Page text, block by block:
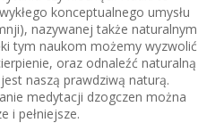
konceptualnego umysłu
nazywanej także naturalnym
tym naukom możemy wyzwolić
oraz odnaleźć naturalną
naszą prawdziwą naturą.
medytacji dzogczen można
i pełniejsze.